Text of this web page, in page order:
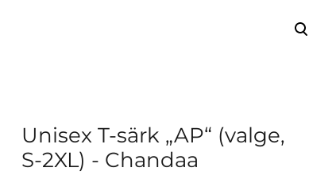
Unisex T-särk „AP“ (valge,
S-2XL) - Chandaa